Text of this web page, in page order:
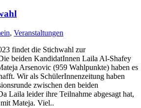
, Veranstaltungen
findet die Stichwahl zur
beiden KandidatInnen Laila Al-Shafey
Arsenovic (959 Wahlpunkte) haben es
Wir als SchülerInnenzeitung haben
zwischen den beiden
Laila leider ihre Teilnahme abgesagt hat,
Mateja. Viel..